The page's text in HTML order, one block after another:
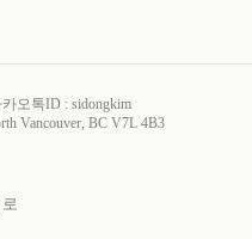
카오톡ID : sidongkim
Vancouver, BC V7L 4B3